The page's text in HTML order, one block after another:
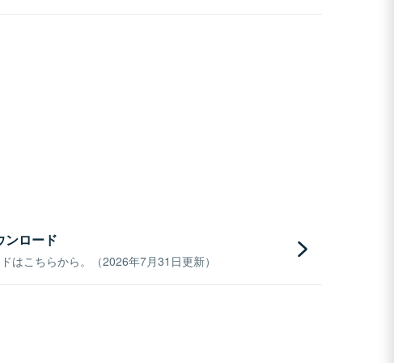
ンロード
はこちらから。（2026年7月31日更新）